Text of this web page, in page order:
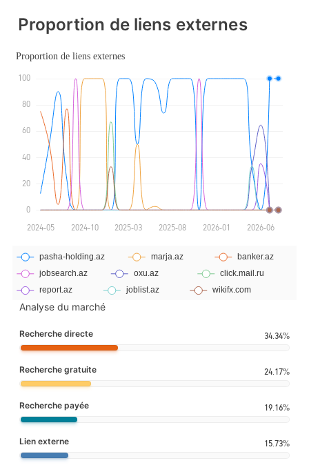
Proportion de liens externes
Analyse du marché
Recherche directe 34.34%
Recherche gratuite 24.17%
Recherche payée 19.16%
Lien externe 15.73%